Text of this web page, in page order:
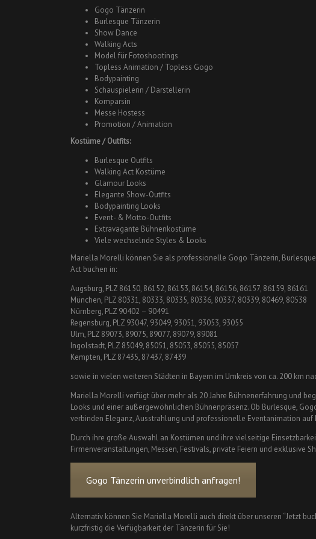
Gogo Tänzerin
Burlesque Tänzerin
Show Dance
Walking Acts
Model für Fotoshootings
Topless Animation / Topless Gogo
Bodypainting
Schauspielerin / Darstellerin
Komparsin
Messe Hostess
Promotion / Animation
Kostüme / Outfits:
Burlesque Outfits
Walking Act Kostüme
Glamour Looks
Elegante Show-Outfits
Bodypainting Looks
Event- & Motto-Outfits
Extravagante Bühnenkostüme
Viele wechselnde Styles & Looks
Mariella Morelli können Sie als professionelle Gogo Tänzerin,
Act buchen in:
Augsburg, PLZ 86150, 86152, 86153, 86154, 86156, 86157, 86159, 86161
München, PLZ 80331, 80333, 80335, 80336, 80337, 80339, 80469, 80538
Nürnberg, PLZ 90402 – 90491
Regensburg, PLZ 93047, 93049, 93051, 93053, 93055
Ulm, PLZ 89073, 89075, 89077, 89079, 89081
Ingolstadt, PLZ 85049, 85051, 85053, 85055, 85057
Kempten, PLZ 87435, 87437, 87439
sowie in vielen weiteren Städten in Bayern im Umkreis von ca. 200 km
Mariella Morelli verfügt über mehr als 20 Jahre Bühnenerfahrung und
Looks und einer außergewöhnlichen Bühnenpräsenz. Ob Burlesque,
verbinden Eleganz, Ausstrahlung und professionelle Eventanimation auf
Durch ihre große Auswahl an Kostümen und ihre vielseitige
Firmenveranstaltungen, Messen, Festivals, private Feiern und exklusive
Gogo Tänzerin unverbindlich anfragen!
Alternativ können Sie Mariella Morelli auch direkt über unseren “Jetzt
kurzfristig die Verfügbarkeit der Tänzerin für Sie!